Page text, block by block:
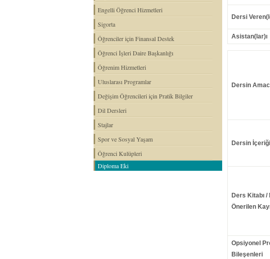
Engelli Öğrenci Hizmetleri
Sigorta
Öğrenciler için Finansal Destek
Öğrenci İşleri Daire Başkanlığı
Öğrenim Hizmetleri
Uluslarası Programlar
Değişim Öğrencileri için Pratik Bilgiler
Dil Dersleri
Stajlar
Spor ve Sosyal Yaşam
Öğrenci Kulüpleri
Diploma Eki
Dersi
Asistan(lar)ı
Dersin
Dersin İçeriği
Ders Kitabı
Önerilen
Opsiyonel
Bileşenleri